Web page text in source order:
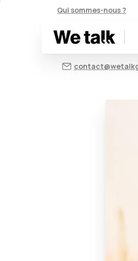
Qui sommes-nous ?